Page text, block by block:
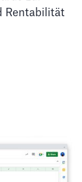
Rentabilität